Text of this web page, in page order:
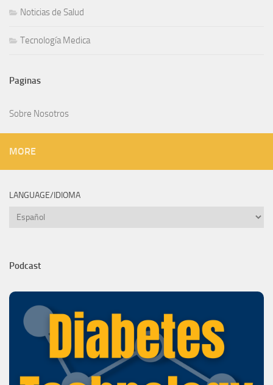
Noticias de Salud
Tecnología Medica
Sobre Nosotros
MORE
LANGUAGE/IDIOMA
Language/Idioma
Podcast